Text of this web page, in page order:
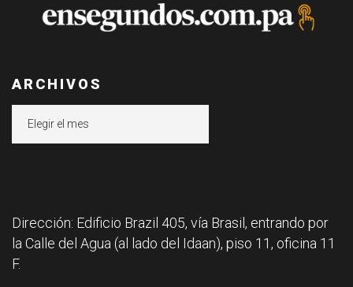
ARCHIVOS
Dirección: Edificio Brazil 405, vía Brasil, entrando por
la Calle del Agua (al lado del Idaan), piso 11, oficina 11
F.